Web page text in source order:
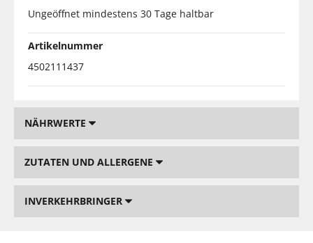
Ungeöffnet mindestens 30 Tage haltbar
Artikelnummer
4502111437
NÄHRWERTE
ZUTATEN UND ALLERGENE
INVERKEHRBRINGER